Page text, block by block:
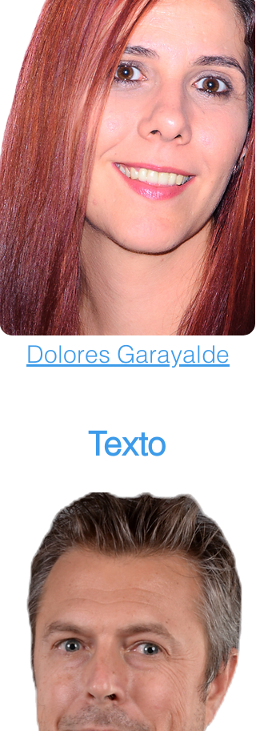
Dolores Garayalde
Texto